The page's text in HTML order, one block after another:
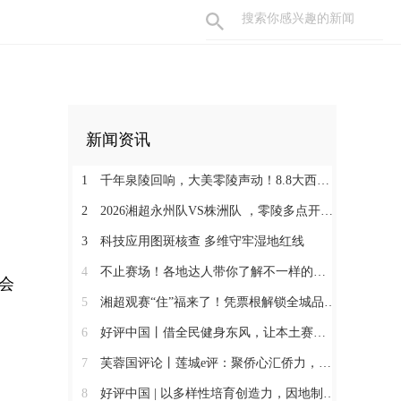
新闻资讯
1 千年泉陵回响，大美零陵声动！8.8大西门戏梦广场，一天穿越古今，共赴文旅盛宴
2 2026湘超永州队VS株洲队 ，零陵多点开设第二现场+赛事接驳车暖心上线
3 科技应用图斑核查 多维守牢湿地红线
4 不止赛场！各地达人带你了解不一样的永州
5 湘超观赛“住”福来了！凭票根解锁全城品质住宿低价！
6 好评中国丨借全民健身东风，让本土赛事撬动消费新增长
7 芙蓉国评论丨莲城e评：聚侨心汇侨力，山海万里皆家国
8 好评中国 | 以多样性培育创造力，因地制宜发展新质生产力